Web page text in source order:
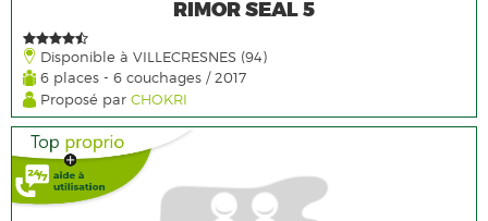
RIMOR SEAL 5
Disponible à VILLECRESNES (94)
6 places - 6 couchages / 2017
Proposé par CHOKRI